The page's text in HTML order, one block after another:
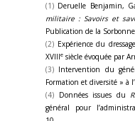
(1) Deruelle Benjamin,
militaire : Savoirs et
Publication de la
(2) Expérience du
XVIIIe siècle évoquée par
(3) Intervention du
Formation et diversité » à
(4) Données issues du
général pour